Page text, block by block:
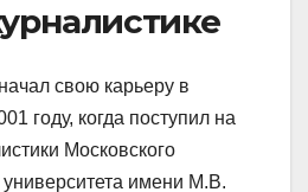
свою карьеру в
году, когда поступил на
Московского
университета имени М.В.